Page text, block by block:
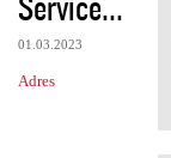
01.03.2023
Adres